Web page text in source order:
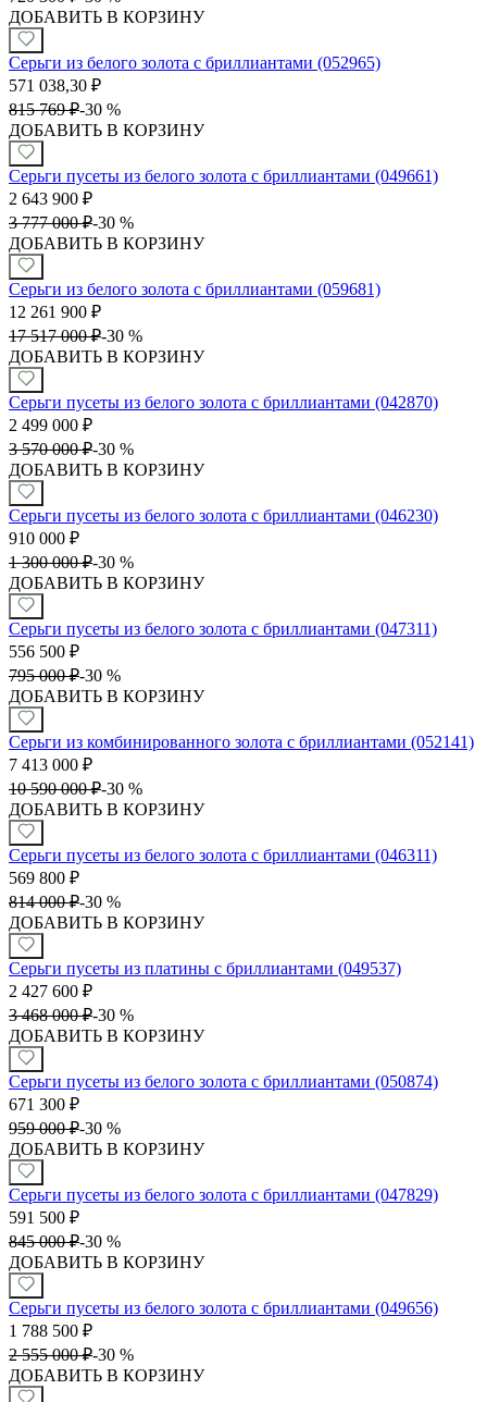
ДОБАВИТЬ В КОРЗИНУ
Серьги из белого золота с бриллиантами (052965)
571 038,30 ₽
815 769 ₽-30 %
ДОБАВИТЬ В КОРЗИНУ
Серьги пусеты из белого золота с бриллиантами (049661)
2 643 900 ₽
3 777 000 ₽-30 %
ДОБАВИТЬ В КОРЗИНУ
Серьги из белого золота с бриллиантами (059681)
12 261 900 ₽
17 517 000 ₽-30 %
ДОБАВИТЬ В КОРЗИНУ
Серьги пусеты из белого золота с бриллиантами (042870)
2 499 000 ₽
3 570 000 ₽-30 %
ДОБАВИТЬ В КОРЗИНУ
Серьги пусеты из белого золота с бриллиантами (046230)
910 000 ₽
1 300 000 ₽-30 %
ДОБАВИТЬ В КОРЗИНУ
Серьги пусеты из белого золота с бриллиантами (047311)
556 500 ₽
795 000 ₽-30 %
ДОБАВИТЬ В КОРЗИНУ
Серьги из комбинированного золота с бриллиантами (052141)
7 413 000 ₽
10 590 000 ₽-30 %
ДОБАВИТЬ В КОРЗИНУ
Серьги пусеты из белого золота с бриллиантами (046311)
569 800 ₽
814 000 ₽-30 %
ДОБАВИТЬ В КОРЗИНУ
Серьги пусеты из платины с бриллиантами (049537)
2 427 600 ₽
3 468 000 ₽-30 %
ДОБАВИТЬ В КОРЗИНУ
Серьги пусеты из белого золота с бриллиантами (050874)
671 300 ₽
959 000 ₽-30 %
ДОБАВИТЬ В КОРЗИНУ
Серьги пусеты из белого золота с бриллиантами (047829)
591 500 ₽
845 000 ₽-30 %
ДОБАВИТЬ В КОРЗИНУ
Серьги пусеты из белого золота с бриллиантами (049656)
1 788 500 ₽
2 555 000 ₽-30 %
ДОБАВИТЬ В КОРЗИНУ